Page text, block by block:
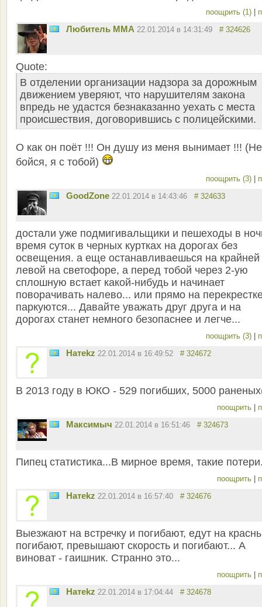
поощрить (1)
Любитель ММА 22.01.2014 в 14:31:49 # 324626
Quote:
В отделении организации надзора за дорожным
движением уверяют, что нарушителям закона
впредь не удастся безнаказанно уехать с места
происшествия, договорившись с полицейскими.
О как он поёт !!! Он душу из меня вынимает !!! (Не
бойся, я с тобой)
поощрить (3)
GoodZone 22.01.2014 в 14:43:46 # 324633
достали уже подмигивальщики и пешеходы в
время суток в черных куртках на дорогах без
освещения. а еще останавливаешься на крайней
левой на светофоре, а перед тобой через 2-ую
сплошную встает какой-нибудь и начинает
поворачивать налево... или прямо на
паркуются... Давайте уважать друг друга и на
дорогах станет немного безопаснее и легче...
поощрить (3)
Натekz 22.01.2014 в 16:49:52 # 324672
В 2013 году в ЮКО - 529 погибших, 5000
поощрить
Максимыч 22.01.2014 в 16:51:46 # 324673
Пипец статистика...В мирное время, такие
поощрить
Натekz 22.01.2014 в 16:57:40 # 324676
Выезжают на встречку и погибают, едут на
погибают, превышают скорость и погибают... А
виноват - гаишник. Странно это...
поощрить
Натekz 22.01.2014 в 17:04:44 # 324678